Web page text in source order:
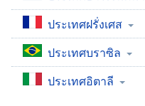
Track
Picture-
in-
Picture
Fullscreen
ประเทศฝรั่งเศส
ประเทศบราซิล
ประเทศอิตาลี